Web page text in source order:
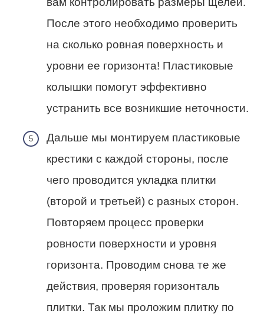
После этого необходимо проверить
на сколько ровная поверхность и
уровни ее горизонта! Пластиковые
колышки помогут эффективно
устранить все возникшие неточности.
Дальше мы монтируем пластиковые
крестики с каждой стороны, после
чего проводится укладка плитки
(второй и третьей) с разных сторон.
Повторяем процесс проверки
ровности поверхности и уровня
горизонта. Проводим снова те же
действия, проверяя горизонталь
плитки. Так мы проложим плитку по